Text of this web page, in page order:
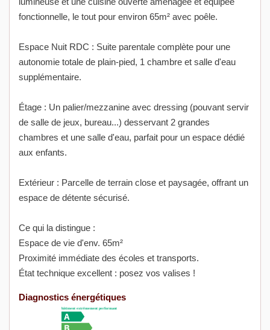
fonctionnelle, le tout pour environ 65m² avec poêle.
Espace Nuit RDC : Suite parentale complète pour une
autonomie totale de plain-pied, 1 chambre et salle d'eau
supplémentaire.
Étage : Un palier/mezzanine avec dressing (pouvant servir
de salle de jeux, bureau...) desservant 2 grandes
chambres et une salle d'eau, parfait pour un espace dédié
aux enfants.
Extérieur : Parcelle de terrain close et paysagée, offrant un
espace de détente sécurisé.
Ce qui la distingue :
Espace de vie d'env. 65m²
Proximité immédiate des écoles et transports.
État technique excellent : posez vos valises !
Diagnostics énergétiques